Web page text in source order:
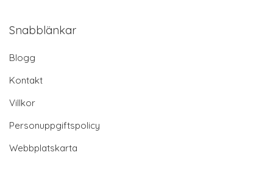
Snabblänkar
Blogg
Kontakt
Villkor
Personuppgiftspolicy
Webbplatskarta